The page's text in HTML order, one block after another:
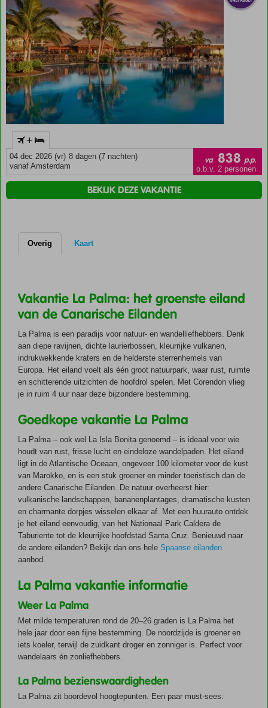
accommodaties is onder andere gelet op de ligging ten opzichte van
stranden, eetgelegenheden en eventuele stadscentra.
+
04 dec 2026 (vr) 8 dagen (7 nachten)
vanaf Amsterdam
va 838 p.p.
o.b.v. 2 personen
BEKIJK DEZE VAKANTIE
Overig Kaart
Vakantie La Palma: het groenste eiland
van de Canarische Eilanden
La Palma is een paradijs voor natuur- en wandelliefhebbers. Denk
aan diepe ravijnen, dichte laurierbossen, kleurrijke vulkanen,
indrukwekkende kraters en de helderste sterrenhemels van
Europa. Het eiland voelt als één groot natuurpark, waar rust, ruimte
en schitterende uitzichten de hoofdrol spelen. Met Corendon vlieg
je in ruim 4 uur naar deze bijzondere bestemming.
Goedkope vakantie La Palma
La Palma – ook wel La Isla Bonita genoemd – is ideaal voor wie
houdt van rust, frisse lucht en eindeloze wandelpaden. Het eiland
ligt in de Atlantische Oceaan, ongeveer 100 kilometer voor de kust
van Marokko, en is een stuk groener en minder toeristisch dan de
andere Canarische Eilanden. De natuur overheerst hier:
vulkanische landschappen, bananenplantages, dramatische kusten
en charmante dorpjes wisselen elkaar af. Met een huurauto ontdek
je het eiland eenvoudig, van het Nationaal Park Caldera de
Taburiente tot de kleurrijke hoofdstad Santa Cruz. Benieuwd naar
de andere eilanden? Bekijk dan ons hele Spaanse eilanden
aanbod.
La Palma vakantie informatie
Weer La Palma
Met milde temperaturen rond de 20–26 graden is La Palma het
hele jaar door een fijne bestemming. De noordzijde is groener en
iets koeler, terwijl de zuidkant droger en zonniger is. Perfect voor
wandelaars én zonliefhebbers.
La Palma bezienswaardigheden
La Palma zit boordevol hoogtepunten. Een paar must-sees: